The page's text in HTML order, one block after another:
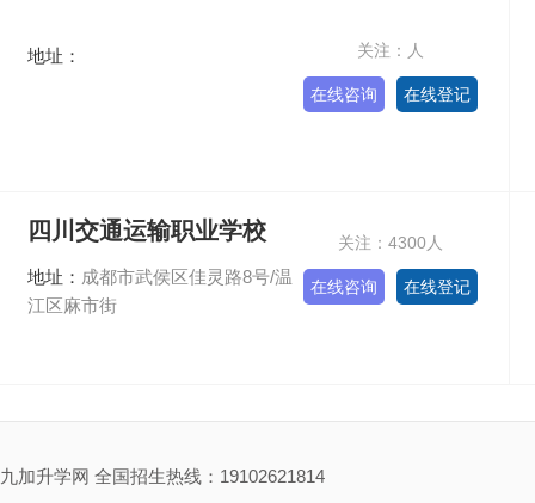
地址： 关注：人
在线咨询 在线登记
四川交通运输职业学校
地址： 成都市武侯区佳灵路8号/温
江区麻市街
关注：4300人
在线咨询 在线登记
九加升学网 全国招生热线：19102621814